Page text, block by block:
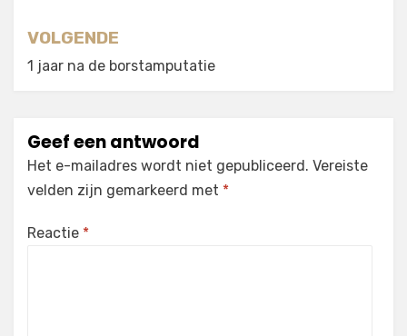
VOLGENDE
1 jaar na de borstamputatie
Geef een antwoord
Het e-mailadres wordt niet gepubliceerd. Vereiste
velden zijn gemarkeerd met *
Reactie *